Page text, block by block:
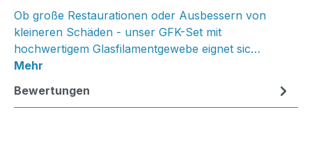
Ob große Restaurationen oder Ausbessern von
kleineren Schäden - unser GFK-Set mit
hochwertigem Glasfilamentgewebe eignet sic…
Mehr
Bewertungen